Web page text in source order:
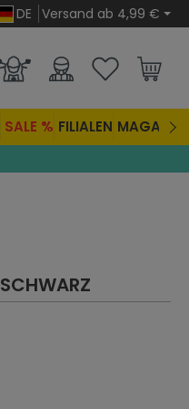
DE Versand ab 4,99 €
SALE % FILIALEN MAGAZIN
SCHWARZ